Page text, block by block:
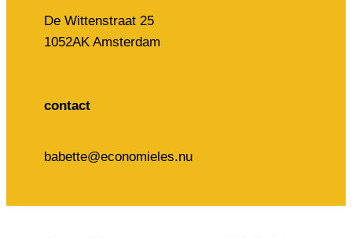
De Wittenstraat 25
1052AK Amsterdam
contact
babette@economieles.nu